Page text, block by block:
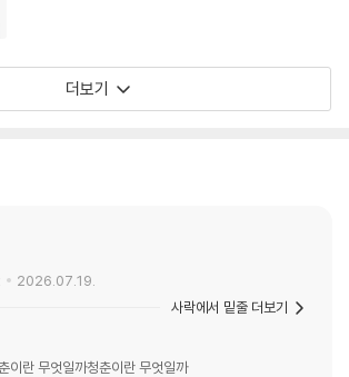
더보기
2026.07.19.
이란 무엇일까청춘이란 무엇일까
사락에서 밑줄 더보기